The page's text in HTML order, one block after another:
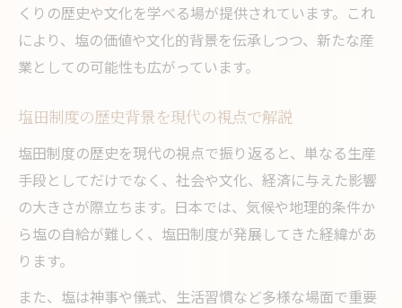
くりの歴史や文化を学べる場が提供されています。これ
により、塩の価値や文化的背景を伝承しつつ、新たな産
業としての可能性も広がっています。
塩田制度の歴史背景を現代の視点で解説
塩田制度の歴史を現代の視点で振り返ると、単なる生産
手段としてだけでなく、社会や文化、経済に与えた影響
の大きさが際立ちます。日本では、気候や地理的条件か
ら塩の自給が難しく、塩田制度が発展してきた経緯があ
ります。
また、塩は神事や儀式、生活習慣など多様な場面で重要